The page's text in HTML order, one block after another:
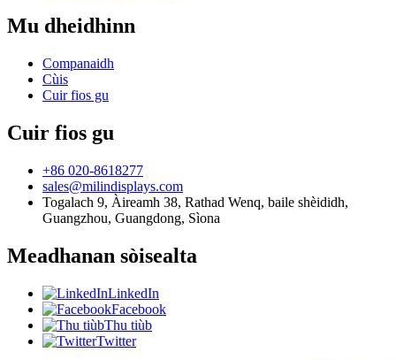
Mu dheidhinn
Companaidh
Cùis
Cuir fios gu
Cuir fios gu
+86 020-8618277
sales@milindisplays.com
Togalach 9, Àireamh 38, Rathad Wenq, baile shèididh,
Guangzhou, Guangdong, Sìona
Meadhanan sòisealta
LinkedIn
Facebook
Thu tiùb
Twitter